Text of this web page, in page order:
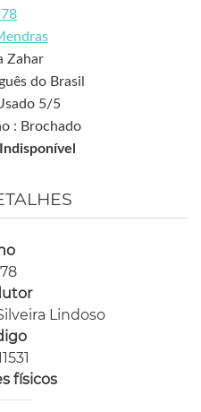
Zahar
do Brasil
5/5
: Brochado
Indisponível
Lindoso
físicos